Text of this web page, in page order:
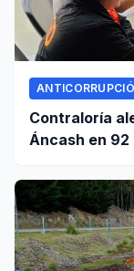
Contraloría
Áncash en